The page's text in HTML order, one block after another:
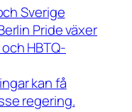
Sverige
Pride växer
HBTQ-
kan få
regering.